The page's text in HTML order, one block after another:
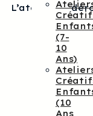
(7-
10
Ans)
(10
Ans
L’atelier se